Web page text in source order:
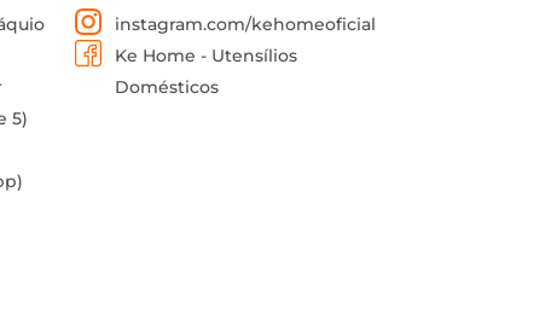
5)
instagram.com/kehomeoficial
Ke Home - Utensílios
Domésticos